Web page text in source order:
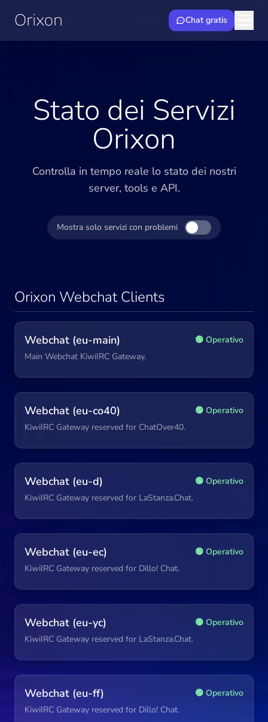
Chat gratis
Stato dei Servizi
Orixon
Controlla in tempo reale lo stato dei nostri
server, tools e API.
Mostra solo servizi con problemi
Orixon Webchat Clients
Webchat (eu-main)
🟢 Operativo
Main Webchat KiwiIRC Gateway.
Webchat (eu-co40)
🟢 Operativo
KiwiIRC Gateway reserved for ChatOver40.
Webchat (eu-d)
🟢 Operativo
KiwiIRC Gateway reserved for LaStanza.Chat.
Webchat (eu-ec)
🟢 Operativo
KiwiIRC Gateway reserved for Dillo! Chat.
Webchat (eu-yc)
🟢 Operativo
KiwiIRC Gateway reserved for LaStanza.Chat.
Webchat (eu-ff)
🟢 Operativo
KiwiIRC Gateway reserved for Dillo! Chat.